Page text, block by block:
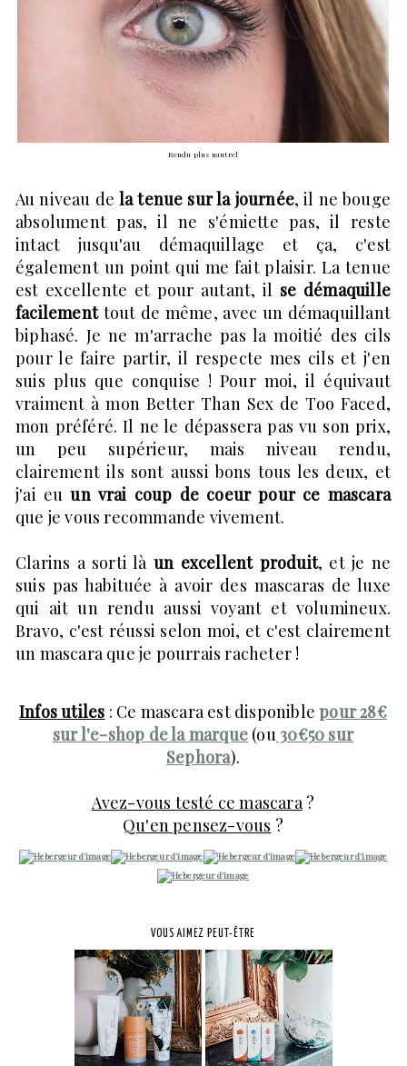
Rendu plus nautrel
Au niveau dela tenue sur la journée, il ne bouge
absolument pas, il ne s'émiette pas, il reste
intact jusqu'au démaquillage et ça, c'est
également un point qui me fait plaisir. La tenue
est excellente et pour autant, il se démaquille
facilementtout de même, avec un démaquillant
biphasé. Je ne m'arrache pas la moitié des cils
pour le faire partir, il respecte mes cils et j'en
suis plus que conquise ! Pour moi, il équivaut
vraiment à mon Better Than Sex de Too Faced,
mon préféré. Il ne le dépassera pas vu son prix,
un peu supérieur, mais niveau rendu,
clairement ils sont aussi bons tous les deux, et
j'ai euun vrai coup de coeur pour ce mascara
que je vous recommande vivement.
Clarins a sorti là un excellent produit, et je ne
suis pas habituée à avoir des mascaras de luxe
qui ait un rendu aussi voyant et volumineux.
Bravo, c'est réussi selon moi, et c'est clairement
un mascara que je pourrais racheter !
Infos utiles : Ce mascara est disponiblepour28€
sur l'e-shop de la marque (ou30€50 sur
Sephora).
Avez-vous testé ce mascara?
Qu'en pensez-vous ?
VOUS AIMEZ PEUT-ÊTRE